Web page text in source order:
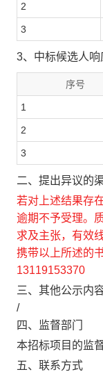
2
3
3、中标候选人
序号
1
2
3
二、提出异议的
若对上述结果存
逾期不予受理。
求及主张，有效
携带以上所述的
13119153370
三、其他公示内
/
四、监督部门
本招标项目的监
五、联系方式